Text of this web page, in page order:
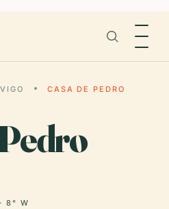
VIGO
CASA DE PEDRO
8° W